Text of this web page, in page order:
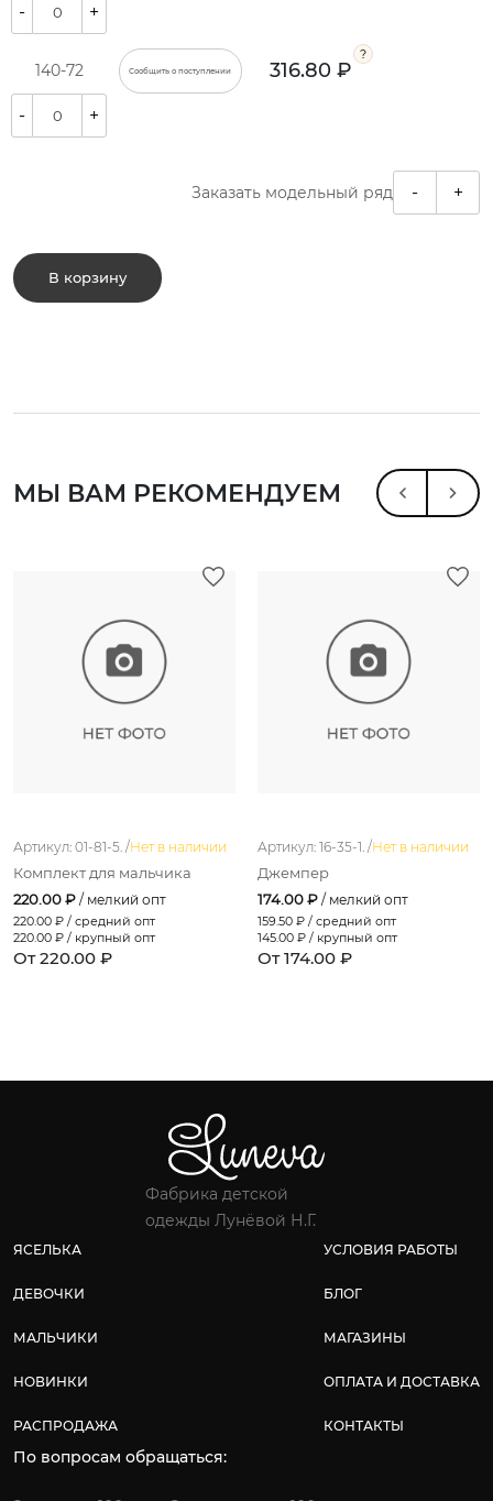
- +
140-72 Сообщить о поступлении 316.80 ₽
- +
Заказать модельный ряд - +
В корзину
МЫ ВАМ РЕКОМЕНДУЕМ
Артикул: 01-81-5. /Нет в наличии
Комплект для мальчика
220.00 ₽ / мелкий опт
220.00 ₽ / средний опт
220.00 ₽ / крупный опт
От 220.00 ₽
Артикул: 16-35-1. /Нет в наличии
Джемпер
174.00 ₽ / мелкий опт
159.50 ₽ / средний опт
145.00 ₽ / крупный опт
От 174.00 ₽
Фабрика детской
одежды Лунёвой Н.Г.
ЯСЕЛЬКА
ДЕВОЧКИ
МАЛЬЧИКИ
НОВИНКИ
РАСПРОДАЖА
УСЛОВИЯ РАБОТЫ
БЛОГ
МАГАЗИНЫ
ОПЛАТА И ДОСТАВКА
КОНТАКТЫ
По вопросам обращаться: